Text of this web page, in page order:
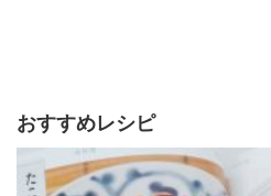
おすすめレシピ